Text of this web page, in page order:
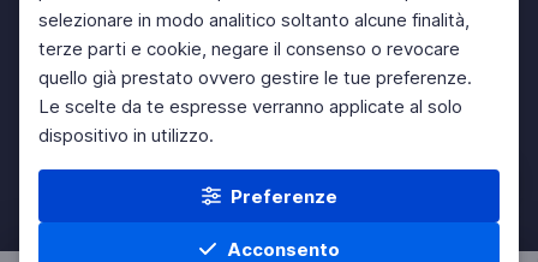
selezionare in modo analitico soltanto alcune finalità,
terze parti e cookie, negare il consenso o revocare
quello già prestato ovvero gestire le tue preferenze.
Le scelte da te espresse verranno applicate al solo
dispositivo in utilizzo.
Preferenze
Acconsento